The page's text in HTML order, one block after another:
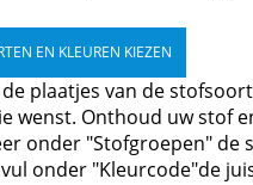
EN KLEUREN KIEZEN
plaatjes van de
wenst. Onthoud uw stof
onder "Stofgroepen" de
onder "Kleurcode"de